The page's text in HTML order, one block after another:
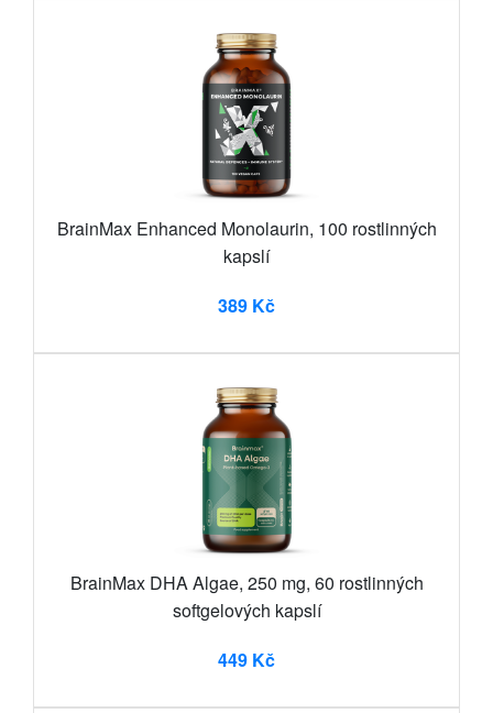
BrainMax Enhanced Monolaurin, 100 rostlinných
kapslí
389 Kč
BrainMax DHA Algae, 250 mg, 60 rostlinných
softgelových kapslí
449 Kč